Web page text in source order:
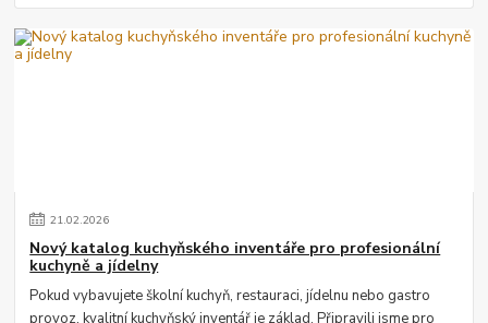
21.02.2026
Nový katalog kuchyňského inventáře pro profesionální
kuchyně a jídelny
Pokud vybavujete školní kuchyň, restauraci, jídelnu nebo gastro
provoz, kvalitní kuchyňský inventář je základ. Připravili jsme pro